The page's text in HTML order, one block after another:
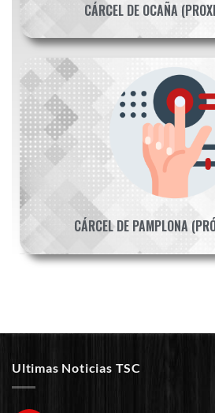
CÁRCEL DE OCAÑA
CÁRCEL DE PAMPLONA
Ultimas Noticias TSC